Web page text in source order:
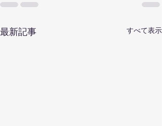
最新記事 すべて表示